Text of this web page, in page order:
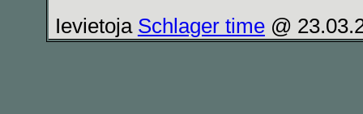
Ievietoja Schlager time@